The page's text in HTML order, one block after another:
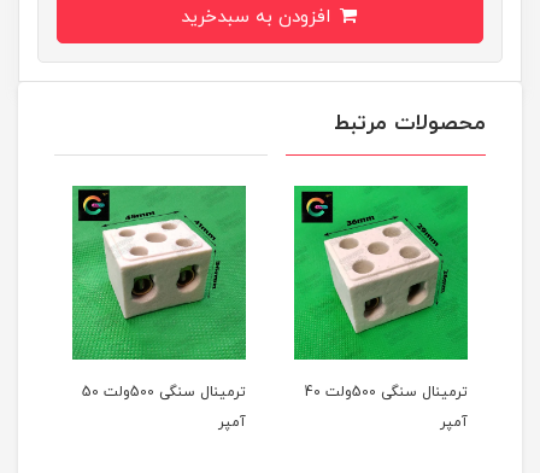
محصولات مرتبط
ترمینال سنگی 500ولت 40
ترمینال سنگی 500ولت 50